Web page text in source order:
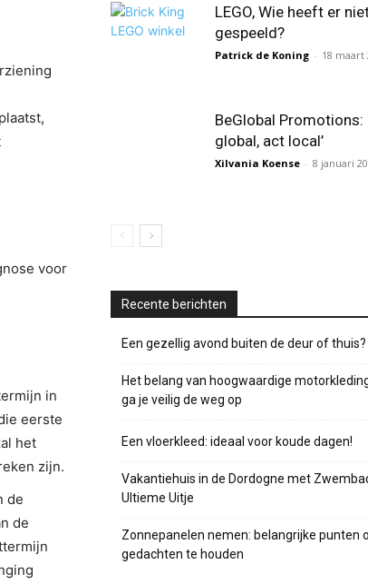
voor
in
eerste
het
zijn.
de
de
LEGO, Wie heeft er
gespeeld?
Patrick de Koning - 18 maart
BeGlobal Promotions:
global, act local’
Xilvania Koense - 8 januari
Recente berichten
Een gezellig avond buiten de deur of thuis?
Het belang van hoogwaardige
ga je veilig de weg op
Een vloerkleed: ideaal voor koude dagen!
Vakantiehuis in de Dordogne met
Ultieme Uitje
Zonnepanelen nemen: belangrijke punten
gedachten te houden